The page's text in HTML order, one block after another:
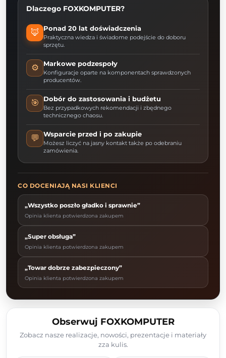
Dlaczego FOXKOMPUTER?
🦊 Ponad 20 lat doświadczenia
Praktyczna wiedza i świadome podejście do doboru
sprzętu.
⚙️ Markowe podzespoły
Konfiguracje oparte na komponentach sprawdzonych
producentów.
🎯 Dobór do zastosowania i budżetu
Bez przypadkowych rekomendacji i zbędnego
technicznego chaosu.
💬 Wsparcie przed i po zakupie
Możesz liczyć na jasny kontakt także po odebraniu
zamówienia.
CO DOCENIAJĄ NASI KLIENCI
„Wszystko poszło gładko i sprawnie”
Opinia klienta potwierdzona zakupem
„Super obsługa”
Opinia klienta potwierdzona zakupem
„Towar dobrze zabezpieczony”
Opinia klienta potwierdzona zakupem
Obserwuj FOXKOMPUTER
Zobacz nasze realizacje, nowości, prezentacje i materiały
zza kulis.